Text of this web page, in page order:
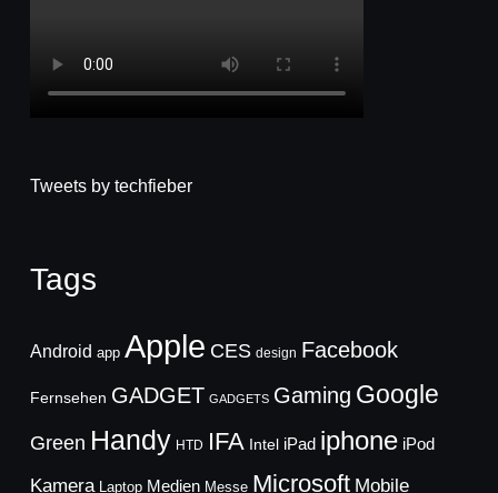
Tweets by techfieber
Tags
Android app Apple CES design Facebook
Fernsehen GADGET GADGETS Gaming Google
Green Handy HTD IFA Intel iPad iphone iPod
Kamera Laptop Medien Messe Microsoft Mobile